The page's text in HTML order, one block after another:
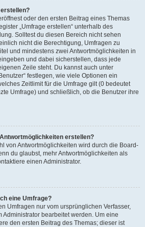
oder den ersten Beitrag eines Themas
„Umfrage erstellen“ unterhalb des
Solltest du diesen Bereich nicht sehen
nicht die Berechtigung, Umfragen zu
und mindestens zwei Antwortmöglichkeiten in
und dabei sicherstellen, dass jede
Zeile steht. Du kannst auch unter
festlegen, wie viele Optionen ein
Zeitlimit für die Umfrage gilt (0 bedeutet
Umfrage) und schließlich, ob die Benutzer ihre
erstellen?
von Antwortmöglichkeiten wird durch die Board-
du glaubst, mehr Antwortmöglichkeiten als
einen Administrator.
eine Umfrage?
Umfragen nur vom ursprünglichen Verfasser,
Administrator bearbeitet werden. Um eine
den ersten Beitrag des Themas; dieser ist